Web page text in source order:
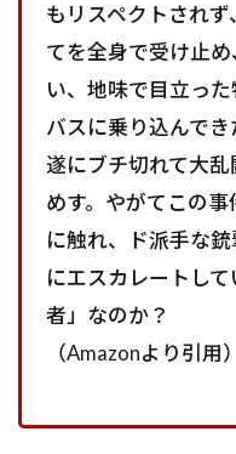
もリスペクトされ
てを全身で受け止
い、地味で目立った
バスに乗り込んで
遂にブチ切れて大
めす。やがてこの
に触れ、ド派手な
にエスカレートし
者」なのか？
（Amazonより引用）